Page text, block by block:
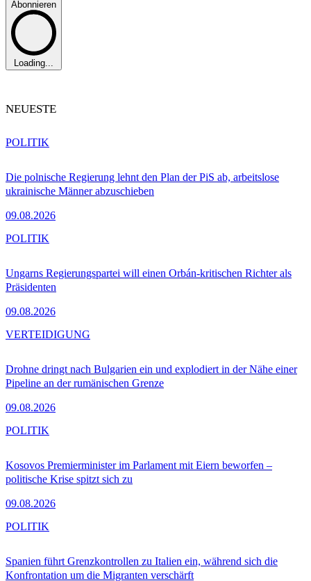
Abonnieren
Loading...
NEUESTE
Die polnische Regierung lehnt den Plan der PiS ab, arbeitslose
ukrainische Männer abzuschieben
09.08.2026
POLITIK
Ungarns Regierungspartei will einen Orbán-kritischen Richter als
Präsidenten
09.08.2026
POLITIK
Drohne dringt nach Bulgarien ein und explodiert in der Nähe einer
Pipeline an der rumänischen Grenze
09.08.2026
VERTEIDIGUNG
Kosovos Premierminister im Parlament mit Eiern beworfen –
politische Krise spitzt sich zu
09.08.2026
POLITIK
Spanien führt Grenzkontrollen zu Italien ein, während sich die
Konfrontation um die Migranten verschärft
POLITIK